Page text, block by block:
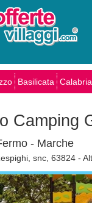
Basilicata Calabria
Camping
- Marche
snc, 63824 -